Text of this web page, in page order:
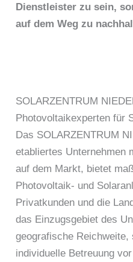
Dienstleister zu sein,
auf dem Weg zu
SOLARZENTRUM
Photovoltaikexperten für
Das SOLARZENTRUM
etabliertes Unternehmen
auf dem Markt, bietet
Photovoltaik- und
Privatkunden und die
das Einzugsgebiet des
geografische
individuelle Betreuung